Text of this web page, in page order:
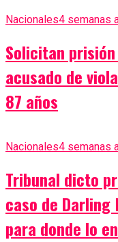
Nacionales4 semanas
Solicitan
acusado de
87 años
Nacionales4 semanas
Tribunal dicto
caso de
para donde lo